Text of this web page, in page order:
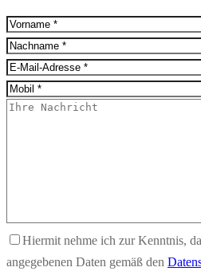
Hiermit nehme ich zur Kenntnis,
angegebenen Daten gemäß den